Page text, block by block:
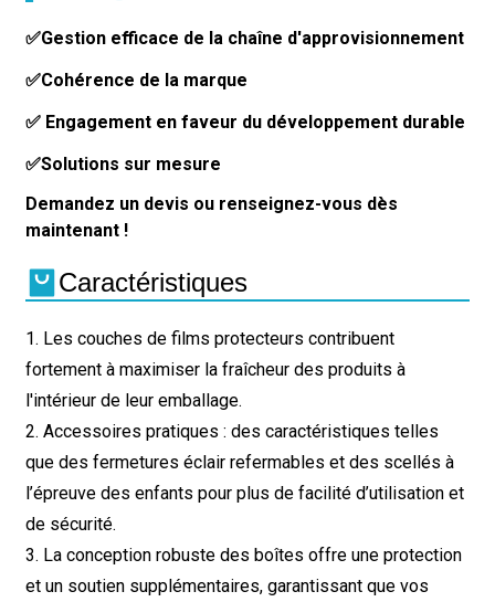
✅Gestion efficace de la chaîne d'approvisionnement
✅Cohérence de la marque
✅ Engagement en faveur du développement durable
✅Solutions sur mesure
Demandez un devis ou renseignez-vous dès
maintenant !
Caractéristiques
1. Les couches de films protecteurs contribuent
fortement à maximiser la fraîcheur des produits à
l'intérieur de leur emballage.
2. Accessoires pratiques : des caractéristiques telles
que des fermetures éclair refermables et des scellés à
l’épreuve des enfants pour plus de facilité d’utilisation et
de sécurité.
3. La conception robuste des boîtes offre une protection
et un soutien supplémentaires, garantissant que vos